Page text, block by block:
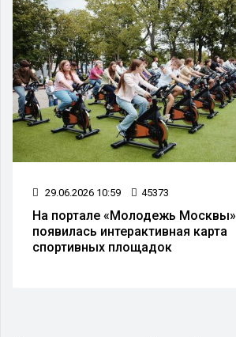
29.06.2026 10:59 45373
На портале «Молодежь Москвы»
появилась интерактивная карта
спортивных площадок